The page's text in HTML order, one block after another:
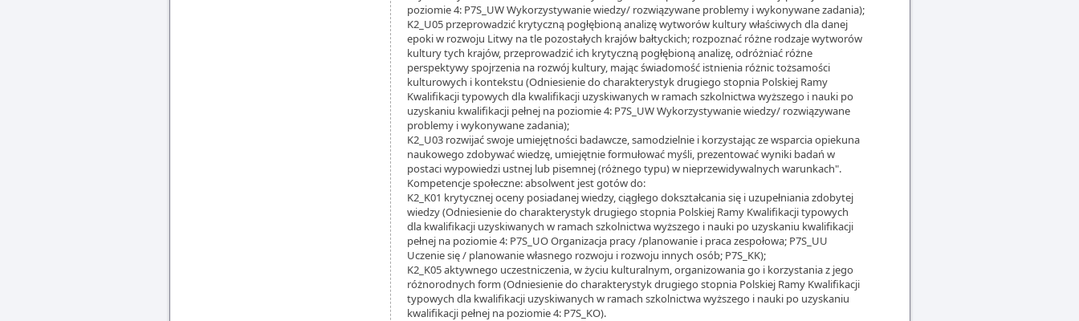
poziomie 4: P7S_UW Wykorzystywanie wiedzy/ rozwiązywane problemy i wykonywane zadania);
K2_U05 przeprowadzić krytyczną pogłębioną analizę wytworów kultury właściwych dla danej
epoki w rozwoju Litwy na tle pozostałych krajów bałtyckich; rozpoznać różne rodzaje wytworów
kultury tych krajów, przeprowadzić ich krytyczną pogłębioną analizę, odróżniać różne
perspektywy spojrzenia na rozwój kultury, mając świadomość istnienia różnic tożsamości
kulturowych i kontekstu (Odniesienie do charakterystyk drugiego stopnia Polskiej Ramy
Kwalifikacji typowych dla kwalifikacji uzyskiwanych w ramach szkolnictwa wyższego i nauki po
uzyskaniu kwalifikacji pełnej na poziomie 4: P7S_UW Wykorzystywanie wiedzy/ rozwiązywane
problemy i wykonywane zadania);
K2_U03 rozwijać swoje umiejętności badawcze, samodzielnie i korzystając ze wsparcia opiekuna
naukowego zdobywać wiedzę, umiejętnie formułować myśli, prezentować wyniki badań w
postaci wypowiedzi ustnej lub pisemnej (różnego typu) w nieprzewidywalnych warunkach".
Kompetencje społeczne: absolwent jest gotów do:
K2_K01 krytycznej oceny posiadanej wiedzy, ciągłego dokształcania się i uzupełniania zdobytej
wiedzy (Odniesienie do charakterystyk drugiego stopnia Polskiej Ramy Kwalifikacji typowych
dla kwalifikacji uzyskiwanych w ramach szkolnictwa wyższego i nauki po uzyskaniu kwalifikacji
pełnej na poziomie 4: P7S_UO Organizacja pracy /planowanie i praca zespołowa; P7S_UU
Uczenie się / planowanie własnego rozwoju i rozwoju innych osób; P7S_KK);
K2_K05 aktywnego uczestniczenia, w życiu kulturalnym, organizowania go i korzystania z jego
różnorodnych form (Odniesienie do charakterystyk drugiego stopnia Polskiej Ramy Kwalifikacji
typowych dla kwalifikacji uzyskiwanych w ramach szkolnictwa wyższego i nauki po uzyskaniu
kwalifikacji pełnej na poziomie 4: P7S_KO).